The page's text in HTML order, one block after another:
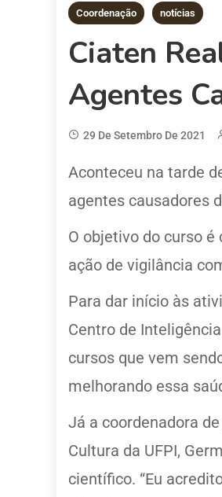
Coordenação notícias
Ciaten
Agentes
29 De Setembro De 2021
Aconteceu na tarde
agentes causadores
O objetivo do curso
ação de vigilância
Para dar início às
Centro de
cursos que vem
melhorando essa
Já a coordenadora
Cultura da UFPI,
científico. “Eu